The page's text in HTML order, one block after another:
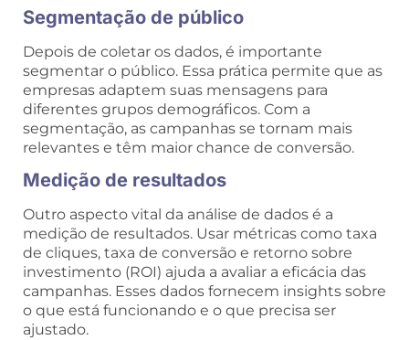
Segmentação de público
Depois de coletar os dados, é importante
segmentar o público. Essa prática permite que as
empresas adaptem suas mensagens para
diferentes grupos demográficos. Com a
segmentação, as campanhas se tornam mais
relevantes e têm maior chance de conversão.
Medição de resultados
Outro aspecto vital da análise de dados é a
medição de resultados. Usar métricas como taxa
de cliques, taxa de conversão e retorno sobre
investimento (ROI) ajuda a avaliar a eficácia das
campanhas. Esses dados fornecem insights sobre
o que está funcionando e o que precisa ser
ajustado.